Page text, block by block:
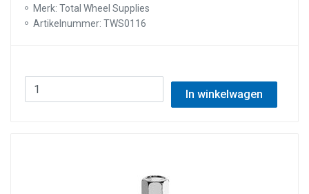
Merk: Total Wheel Supplies
Artikelnummer: TWS0116
In winkelwagen